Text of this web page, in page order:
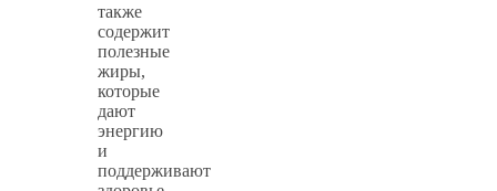
также
содержит
полезные
жиры,
которые
дают
энергию
и
поддерживают